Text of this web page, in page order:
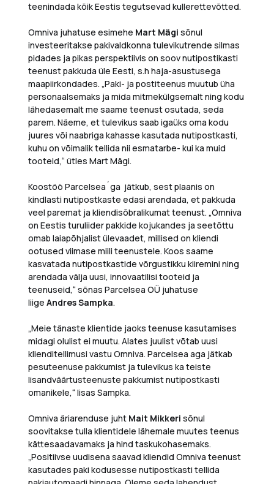
teenindada kõik Eestis tegutsevad kullerettevõtted.
Omniva juhatuse esimehe Mart Mägi sõnul
investeeritakse pakivaldkonna tulevikutrende silmas
pidades ja pikas perspektiivis on soov nutipostikasti
teenust pakkuda üle Eesti, s.h haja-asustusega
maapiirkondades. „Paki- ja postiteenus muutub üha
personaalsemaks ja mida mitmekülgsemalt ning kodu
lähedasemalt me saame teenust osutada, seda
parem. Näeme, et tulevikus saab igaüks oma kodu
juures või naabriga kahasse kasutada nutipostkasti,
kuhu on võimalik tellida nii esmatarbe- kui ka muid
tooteid,“ ütles Mart Mägi.
Koostöö Parcelsea´ga jätkub, sest plaanis on
kindlasti nutipostkaste edasi arendada, et pakkuda
veel paremat ja kliendisõbralikumat teenust. „Omniva
on Eestis turuliider pakkide kojukandes ja seetõttu
omab laiapõhjalist ülevaadet, millised on kliendi
ootused viimase miili teenustele. Koos saame
kasvatada nutipostkastide võrgustikku kiiremini ning
arendada välja uusi, innovaatilisi tooteid ja
teenuseid,“ sõnas Parcelsea OÜ juhatuse
liige Andres Sampka.
„Meie tänaste klientide jaoks teenuse kasutamises
midagi olulist ei muutu. Alates juulist võtab uusi
klienditellimusi vastu Omniva. Parcelsea aga jätkab
pesuteenuse pakkumist ja tulevikus ka teiste
lisandväärtusteenuste pakkumist nutipostkasti
omanikele,“ lisas Sampka.
Omniva äriarenduse juht Mait Mikkeri sõnul
soovitakse tulla klientidele lähemale muutes teenus
kättesaadavamaks ja hind taskukohasemaks.
„Positiivse uudisena saavad kliendid Omniva teenust
kasutades paki kodusesse nutipostkasti tellida